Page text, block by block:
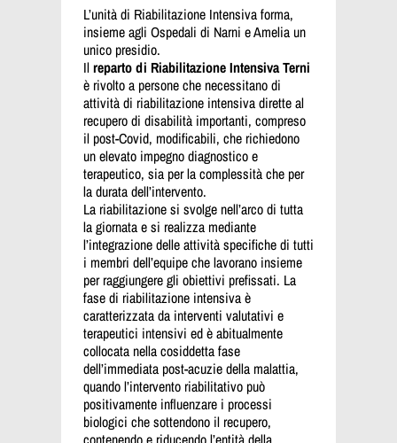
L’unità di Riabilitazione Intensiva forma,
insieme agli Ospedali di Narni e Amelia un
unico presidio.
Ilreparto di Riabilitazione Intensiva Terni
è rivolto a persone che necessitano di
attività di riabilitazione intensiva dirette al
recupero di disabilità importanti, compreso
il post-Covid, modificabili, che richiedono
un elevato impegno diagnostico e
terapeutico, sia per la complessità che per
la durata dell’intervento.
La riabilitazione si svolge nell’arco di tutta
la giornata e si realizza mediante
l’integrazione delle attività specifiche di tutti
i membri dell’equipe che lavorano insieme
per raggiungere gli obiettivi prefissati. La
fase di riabilitazione intensiva è
caratterizzata da interventi valutativi e
terapeutici intensivi ed è abitualmente
collocata nella cosiddetta fase
dell’immediata post-acuzie della malattia,
quando l’intervento riabilitativo può
positivamente influenzare i processi
biologici che sottendono il recupero,